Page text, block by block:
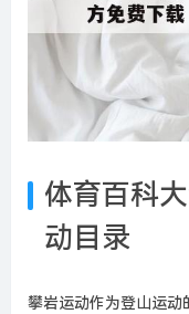
体育百科
动目录
攀岩运动作为登山运动